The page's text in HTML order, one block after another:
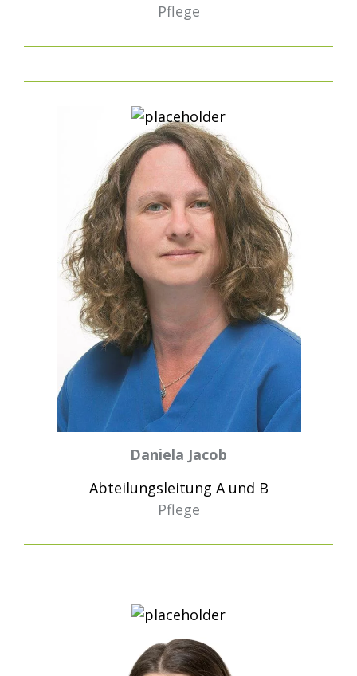
Pflege
Daniela Jacob
Abteilungsleitung A und B
Pflege